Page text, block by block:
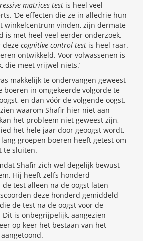
matrices test is heel veel
‘De effecten die ze in alledrie hun
winkelcentrum vinden, zijn dermate
is met heel veel eerder onderzoek.
deze cognitive control test is heel raar.
ontwikkeld. Voor volwassenen is
die meet vrijwel niets.’
makkelijk te ondervangen geweest
boeren in omgekeerde volgorde te
en dan vóór de volgende oogst.
waarom Shafir hier niet aan
het probleem niet geweest zijn,
het hele jaar door geoogst wordt,
groepen boeren heeft getest om
te sluiten.
Shafir zich wel degelijk bewust
Hij heeft zelfs honderd
test alleen na de oogst laten
deze honderd gemiddeld
de test na de oogst voor de
Dit is onbegrijpelijk, aangezien
op keer het bestaan van het